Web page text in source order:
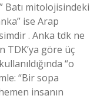
Batı mitolojisindeki
ise Arap
. Anka tdk ne
TDK’ya göre üç
“o
“Bir sopa
insanın